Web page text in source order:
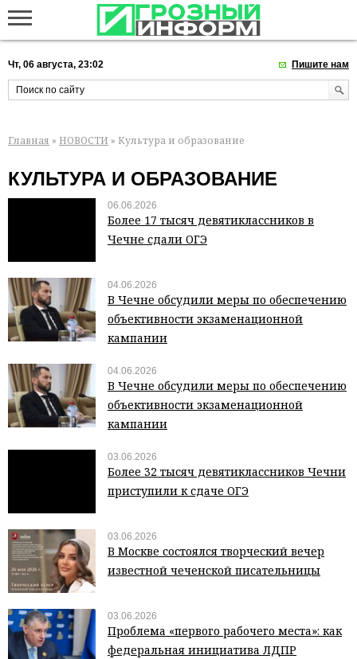
Чт, 06 августа, 23:02 Пишите нам
Главная » НОВОСТИ » Культура и образование
КУЛЬТУРА И ОБРАЗОВАНИЕ
06.06.2026
Более 17 тысяч девятиклассников в
Чечне сдали ОГЭ
04.06.2026
В Чечне обсудили меры по обеспечению
объективности экзаменационной
кампании
04.06.2026
В Чечне обсудили меры по обеспечению
объективности экзаменационной
кампании
03.06.2026
Более 32 тысяч девятиклассников Чечни
приступили к сдаче ОГЭ
03.06.2026
В Москве состоялся творческий вечер
известной чеченской писательницы
03.06.2026
Проблема «первого рабочего места»: как
федеральная инициатива ЛДПР